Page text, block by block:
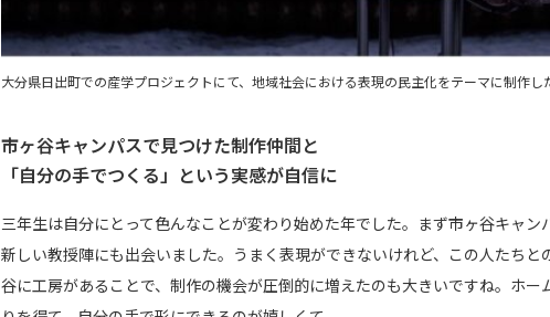
大分県日出町での産学プロジェクトにて、地域社会における表現の民主化をテーマに制作し
市ヶ谷キャンパスで見つけた制作仲間と
「自分の手でつくる」という実感が自信に
三年生は自分にとって色んなことが変わり始めた年でした。まず市ヶ谷キャン
新しい教授陣にも出会いました。うまく表現ができないけれど、この人たち
谷に工房があることで、制作の機会が圧倒的に増えたのも大きいですね。ホ